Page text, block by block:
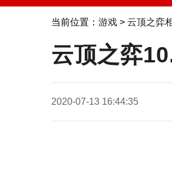
当前位置： 游戏 > 云顶之弈
云顶之弈
2020-07-13 16:44:35